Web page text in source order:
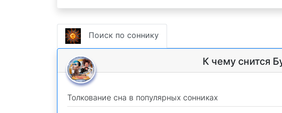
Поиск по соннику
К чему снится
Толкование сна в популярных сонниках